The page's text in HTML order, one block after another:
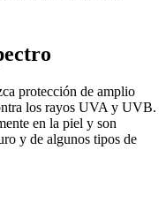
protección de amplio
los rayos UVA y UVB.
en la piel y son
y de algunos tipos de